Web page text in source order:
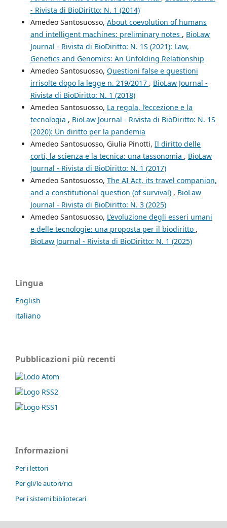
- Rivista di BioDiritto: N. 1 (2014)
Amedeo Santosuosso, About coevolution of humans
and intelligent machines: preliminary notes , BioLaw
Journal - Rivista di BioDiritto: N. 1S (2021): Law,
Genetics and Genomics: An Unfolding Relationship
Amedeo Santosuosso, Questioni false e questioni
irrisolte dopo la legge n. 219/2017 , BioLaw Journal -
Rivista di BioDiritto: N. 1 (2018)
Amedeo Santosuosso, La regola, l’eccezione e la
tecnologia , BioLaw Journal - Rivista di BioDiritto: N. 1S
(2020): Un diritto per la pandemia
Amedeo Santosuosso, Giulia Pinotti, Il diritto delle
corti, la scienza e la tecnica: una tassonomia , BioLaw
Journal - Rivista di BioDiritto: N. 1 (2017)
Amedeo Santosuosso, The AI Act, its travel companion,
and a constitutional question (of survival) , BioLaw
Journal - Rivista di BioDiritto: N. 3 (2025)
Amedeo Santosuosso, L’evoluzione degli esseri umani
e delle tecnologie: una proposta per il biodiritto ,
BioLaw Journal - Rivista di BioDiritto: N. 1 (2025)
Lingua
English
italiano
Pubblicazioni più recenti
Informazioni
Per i lettori
Per gli/le autori/rici
Per i sistemi bibliotecari